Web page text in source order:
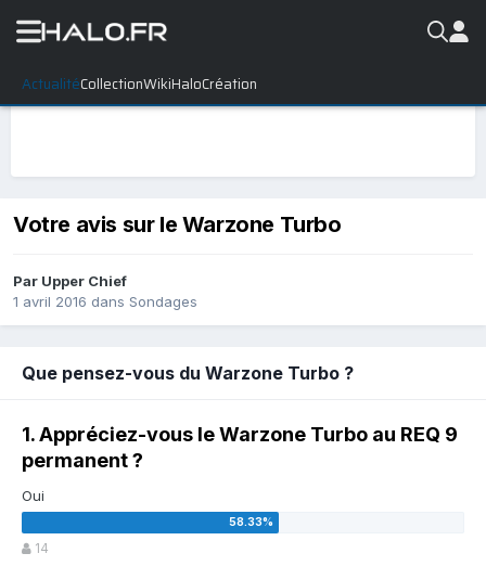
ActualitéCollectionWikiHaloCréation
Votre avis sur le Warzone Turbo
Par Upper Chief
1 avril 2016 dans Sondages
Que pensez-vous du Warzone Turbo ?
1. Appréciez-vous le Warzone Turbo au REQ 9
permanent ?
Oui
14